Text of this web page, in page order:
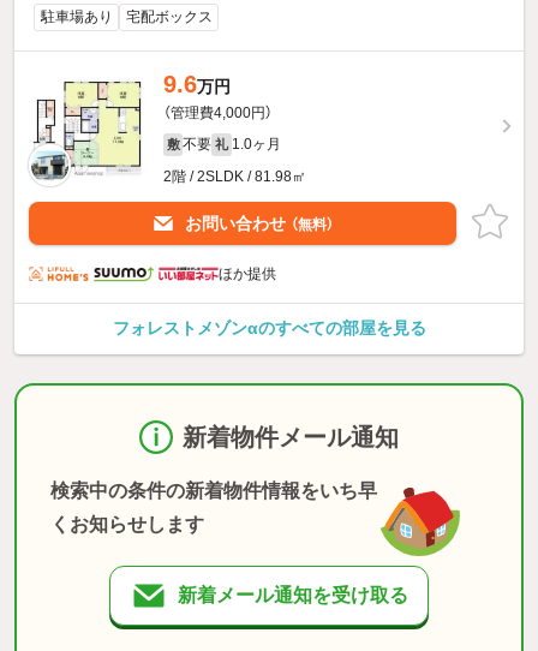
駐車場あり 宅配ボックス
9.6万円
（管理費4,000円）
敷 不要 礼 1.0ヶ月
2階 / 2SLDK / 81.98㎡
お問い合わせ （無料）
ほか提供
フォレストメゾンαのすべての部屋を見る
新着物件メール通知
検索中の条件の新着物件情報をいち早
くお知らせします
新着メール通知を受け取る